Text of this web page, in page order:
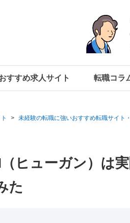
すすめ求人サイト 転職コラ
未経験の転職に強いおすすめ転職サイト
（ヒューガン）は
た